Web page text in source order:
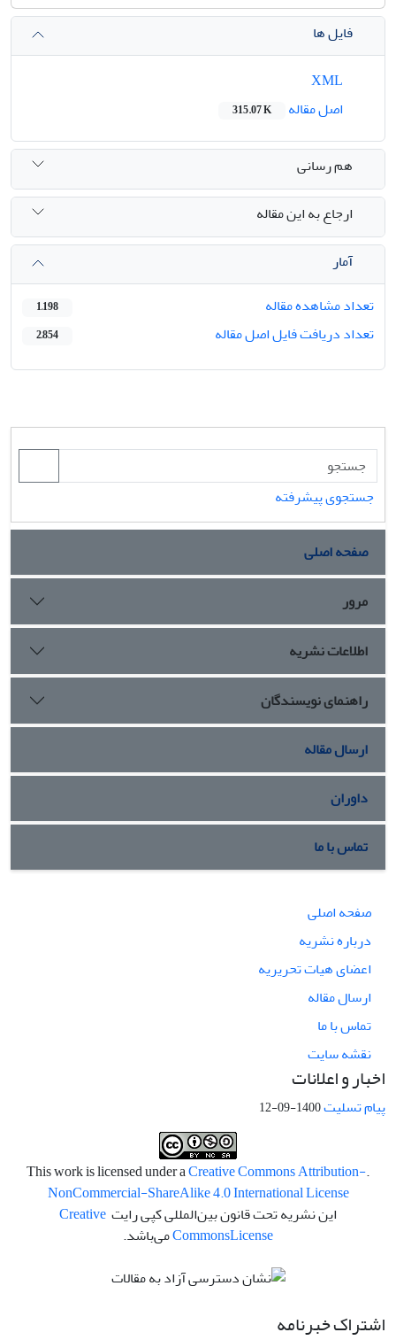
فایل ها
اصل مقاله
315.07 K
هم رسانی
ارجاع به این مقاله
آمار
تعداد مشاهده مقاله
1,198
تعداد دریافت فایل اصل مقاله 2,854
جستجوی پیشرفته
صفحه اصلی
مرور
اطلاعات نشریه
راهنمای نویسندگان
ارسال مقاله
داوران
تماس با ما
صفحه اصلی
درباره نشریه
اعضای هیات تحریریه
ارسال مقاله
تماس با ما
نقشه سایت
اخبار و اعلانات
پیام تسلیت1400-09-12
.This work is licensed under a
Creative Commons Attribution-
NonCommercial-ShareAlike 4.0 International License
این نشریه تحت قانون بین‌المللی کپی رایت Creative
CommonsLicense می‌باشد.
اشتراک خبرنامه